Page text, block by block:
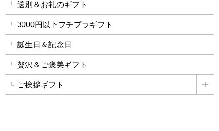
送別＆お礼のギフト
3000円以下プチプラギフト
誕生日＆記念日
贅沢＆ご褒美ギフト
ご挨拶ギフト 詳